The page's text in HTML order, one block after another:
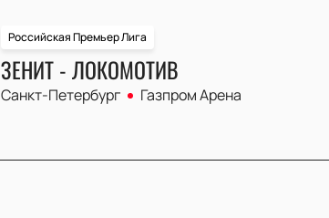
Российская Премьер Лига
ЗЕНИТ - ЛОКОМОТИВ
Санкт-Петербург Газпром Арена